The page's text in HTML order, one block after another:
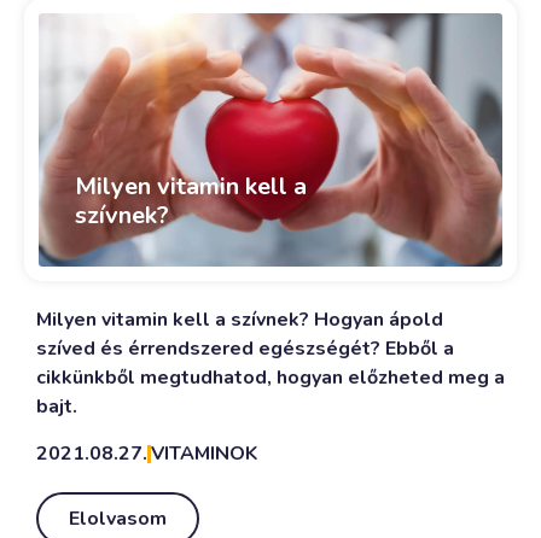
Milyen vitamin kell a
szívnek?
Milyen vitamin kell a szívnek? Hogyan ápold
szíved és érrendszered egészségét? Ebből a
cikkünkből megtudhatod, hogyan előzheted meg a
bajt.
2021.08.27.VITAMINOK
Elolvasom